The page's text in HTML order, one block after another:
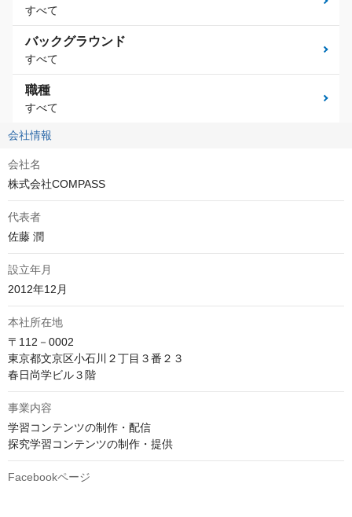
すべて
バックグラウンド
すべて
職種
すべて
会社情報
会社名
株式会社COMPASS
代表者
佐藤 潤
設立年月
2012年12月
本社所在地
〒112－0002
東京都文京区小石川２丁目３番２３
春日尚学ビル３階
事業内容
学習コンテンツの制作・配信
探究学習コンテンツの制作・提供
Facebookページ